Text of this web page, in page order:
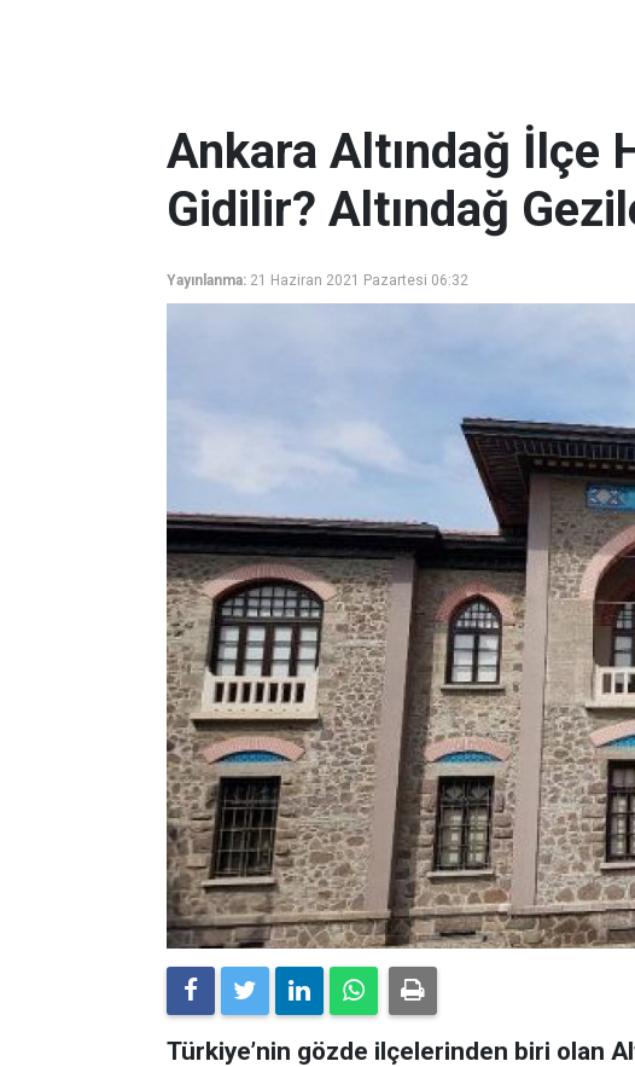
Ankara Altındağ İlçe
Gidilir? Altındağ
Yayınlanma: 21 Haziran 2021 Pazartesi 06:32
Türkiye’nin gözde ilçelerinden biri olan